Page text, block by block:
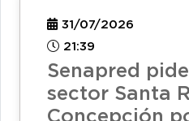
31/07/2026
21:39
Senapred
sector Santa
Concepción